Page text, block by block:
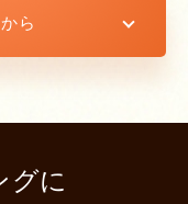
ら
グに